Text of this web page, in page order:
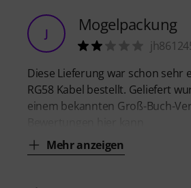
J Mogelpackung
Diese Lieferung war schon sehr
RG58 Kabel bestellt. Geliefert
einem bekannten Groß-Buch-
Mehr anzeigen